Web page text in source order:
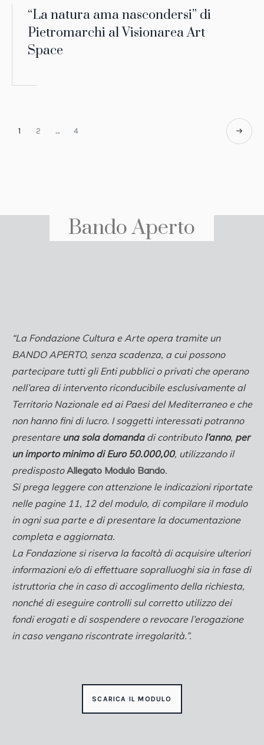
“La natura ama nascondersi” di
Pietromarchi al Visionarea Art
Space
1 2 … 4
Bando Aperto
“La Fondazione Cultura e Arte opera tramite un
BANDO APERTO, senza scadenza, a cui possono
partecipare tutti gli Enti pubblici o privati che operano
nell’area di intervento riconducibile esclusivamente al
Territorio Nazionale ed ai Paesi del Mediterraneo e che
non hanno fini di lucro. I soggetti interessati potranno
presentare una sola domanda di contributo l’anno, per
un importo minimo di Euro 50.000,00, utilizzando il
predispostoAllegato Modulo Bando.
Si prega leggere con attenzione le indicazioni riportate
nelle pagine 11, 12 del modulo, di compilare il modulo
in ogni sua parte e di presentare la documentazione
completa e aggiornata.
La Fondazione si riserva la facoltà di acquisire ulteriori
informazioni e/o di effettuare sopralluoghi sia in fase di
istruttoria che in caso di accoglimento della richiesta,
nonché di eseguire controlli sul corretto utilizzo dei
fondi erogati e di sospendere o revocare l’erogazione
in caso vengano riscontrate irregolarità.”.
SCARICA IL MODULO